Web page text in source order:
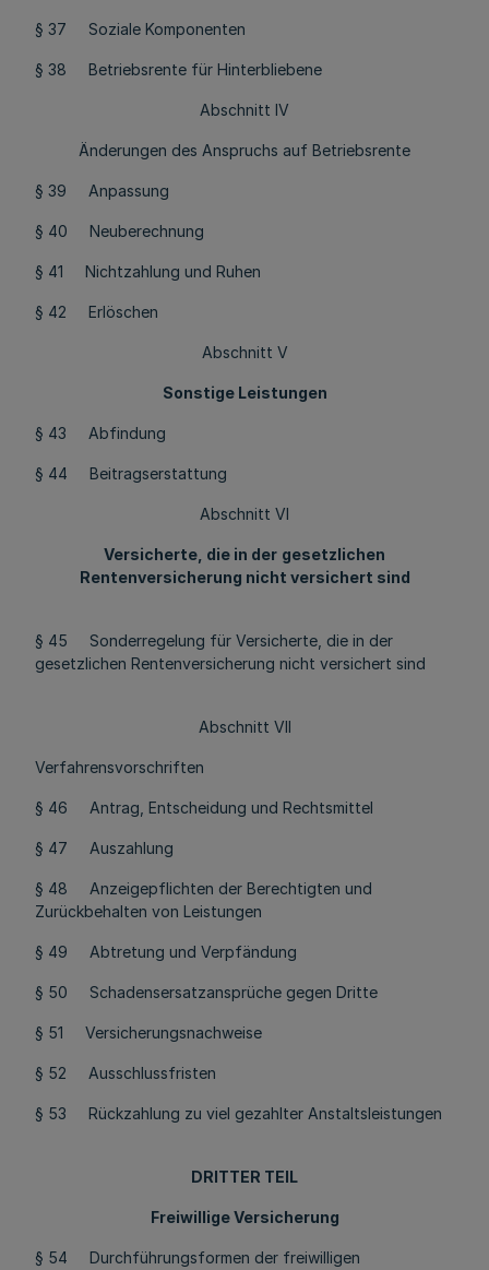
§ 37 Soziale Komponenten
§ 38 Betriebsrente für Hinterbliebene
Abschnitt IV
Änderungen des Anspruchs auf Betriebsrente
§ 39 Anpassung
§ 40 Neuberechnung
§ 41 Nichtzahlung und Ruhen
§ 42 Erlöschen
Abschnitt V
Sonstige Leistungen
§ 43 Abfindung
§ 44 Beitragserstattung
Abschnitt VI
Versicherte, die in der gesetzlichen
Rentenversicherung nicht versichert sind
§ 45 Sonderregelung für Versicherte, die in der
gesetzlichen Rentenversicherung nicht versichert sind
Abschnitt VII
Verfahrensvorschriften
§ 46 Antrag, Entscheidung und Rechtsmittel
§ 47 Auszahlung
§ 48 Anzeigepflichten der Berechtigten und
Zurückbehalten von Leistungen
§ 49 Abtretung und Verpfändung
§ 50 Schadensersatzansprüche gegen Dritte
§ 51 Versicherungsnachweise
§ 52 Ausschlussfristen
§ 53 Rückzahlung zu viel gezahlter Anstaltsleistungen
DRITTER TEIL
Freiwillige Versicherung
§ 54 Durchführungsformen der freiwilligen